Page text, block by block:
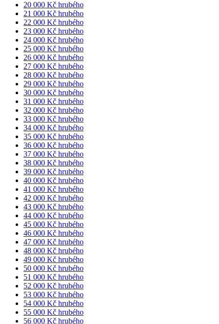
20 000 Kč hrubého
21 000 Kč hrubého
22 000 Kč hrubého
23 000 Kč hrubého
24 000 Kč hrubého
25 000 Kč hrubého
26 000 Kč hrubého
27 000 Kč hrubého
28 000 Kč hrubého
29 000 Kč hrubého
30 000 Kč hrubého
31 000 Kč hrubého
32 000 Kč hrubého
33 000 Kč hrubého
34 000 Kč hrubého
35 000 Kč hrubého
36 000 Kč hrubého
37 000 Kč hrubého
38 000 Kč hrubého
39 000 Kč hrubého
40 000 Kč hrubého
41 000 Kč hrubého
42 000 Kč hrubého
43 000 Kč hrubého
44 000 Kč hrubého
45 000 Kč hrubého
46 000 Kč hrubého
47 000 Kč hrubého
48 000 Kč hrubého
49 000 Kč hrubého
50 000 Kč hrubého
51 000 Kč hrubého
52 000 Kč hrubého
53 000 Kč hrubého
54 000 Kč hrubého
55 000 Kč hrubého
56 000 Kč hrubého